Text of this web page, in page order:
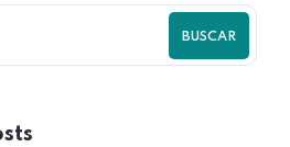
BUSCAR